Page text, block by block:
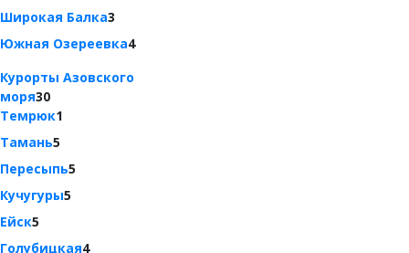
Широкая Балка3
Южная Озереевка4
Курорты Азовского
моря30
Темрюк1
Тамань5
Пересыпь5
Кучугуры5
Ейск5
Голубицкая4